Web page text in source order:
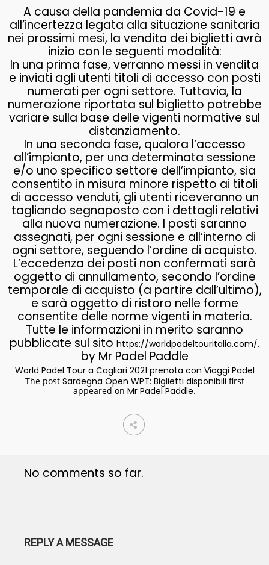
A causa della pandemia da Covid-19 e
all’incertezza legata alla situazione sanitaria
nei prossimi mesi, la vendita dei biglietti avrà
inizio con le seguenti modalità:
In una prima fase, verranno messi in vendita
e inviati agli utenti titoli di accesso con posti
numerati per ogni settore. Tuttavia, la
numerazione riportata sul biglietto potrebbe
variare sulla base delle vigenti normative sul
distanziamento.
In una seconda fase, qualora l’accesso
all’impianto, per una determinata sessione
e/o uno specifico settore dell’impianto, sia
consentito in misura minore rispetto ai titoli
di accesso venduti, gli utenti riceveranno un
tagliando segnaposto con i dettagli relativi
alla nuova numerazione. I posti saranno
assegnati, per ogni sessione e all’interno di
ogni settore, seguendo l’ordine di acquisto.
L’eccedenza dei posti non confermati sarà
oggetto di annullamento, secondo l’ordine
temporale di acquisto (a partire dall’ultimo),
e sarà oggetto di ristoro nelle forme
consentite delle norme vigenti in materia.
Tutte le informazioni in merito saranno
pubblicate sul sito https://worldpadeltouritalia.com/.
by Mr Padel Paddle
World Padel Tour a Cagliari 2021 prenota con Viaggi Padel
The post Sardegna Open WPT: Biglietti disponibili first
appeared on Mr Padel Paddle.
No comments so far.
REPLY A MESSAGE